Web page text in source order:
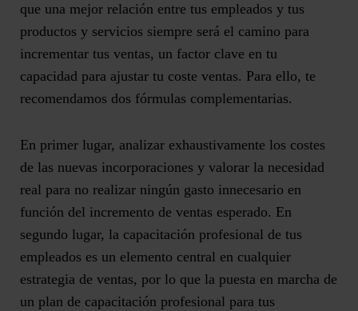
que una mejor relación entre tus empleados y tus
productos y servicios siempre será el camino para
incrementar tus ventas, un factor clave en tu
capacidad para ajustar tu coste ventas. Para ello, te
recomendamos dos fórmulas complementarias.
En primer lugar, analizar exhaustivamente los costes
de las nuevas incorporaciones y valorar la necesidad
real para no realizar ningún gasto innecesario en
función del incremento de ventas esperado. En
segundo lugar, la capacitación profesional de tus
empleados es un elemento central en cualquier
estrategia de ventas, por lo que la puesta en marcha de
un plan de capacitación profesional para tus